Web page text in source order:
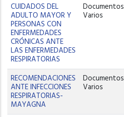
CUIDADOS DEL
ADULTO MAYOR Y
PERSONAS CON
ENFERMEDADES
CRÓNICAS ANTE
LAS ENFERMEDADES
RESPIRATORIAS
Documentos
Varios
RECOMENDACIONES
ANTE INFECCIONES
RESPIRATORIAS-
MAYAGNA
Documentos
Varios